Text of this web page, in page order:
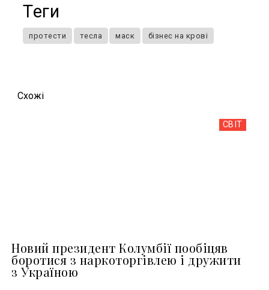
Теги
протести тесла маск бізнес на крові
Схожi
СВІТ
Новий президент Колумбії пообіцяв
боротися з наркоторгівлею і дружити
з Україною